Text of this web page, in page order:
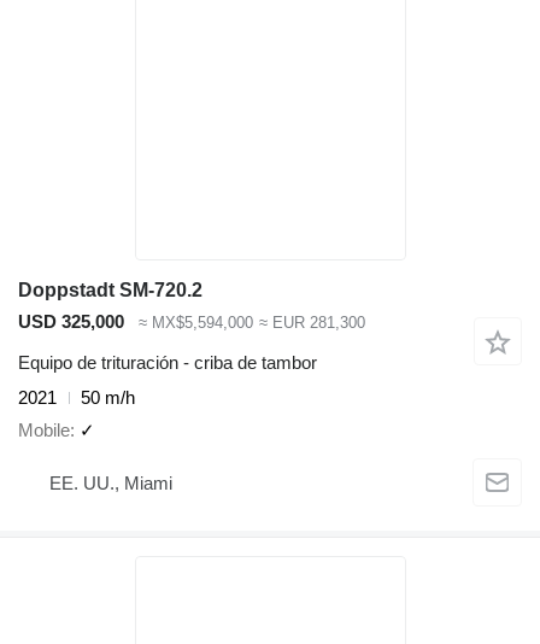
Doppstadt SM-720.2
USD 325,000
≈ MX$5,594,000 ≈ EUR 281,300
Equipo de trituración - criba de tambor
2021
50 m/h
Mobile ✓
EE. UU., Miami